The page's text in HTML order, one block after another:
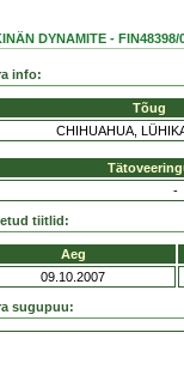
DYNAMITE - FIN48398/
info:
Tõug
CHIHUAHUA,
-
tiitlid:
Aeg
09.10.2007
sugupuu: